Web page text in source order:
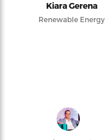
Kiara Gerena
Renewable Energy